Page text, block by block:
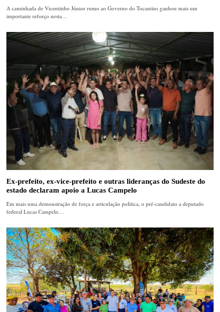
A caminhada de Vicentinho Júnior rumo ao Governo do Tocantins ganhou mais um
importante reforço nesta…
Ex-prefeito, ex-vice-prefeito e outras lideranças do Sudeste do
estado declaram apoio a Lucas Campelo
Em mais uma demonstração de força e articulação política, o pré-candidato a deputado
federal Lucas Campelo…